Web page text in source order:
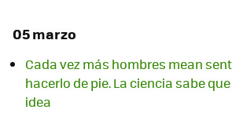
05 marzo
Cada vez más hombres mean
hacerlo de pie. La ciencia sabe
idea